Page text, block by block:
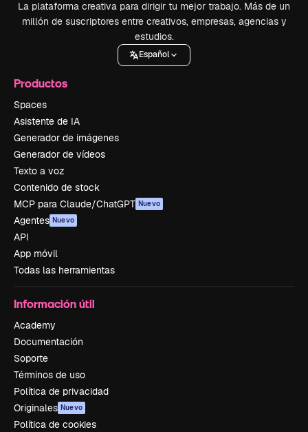
La plataforma creativa para dirigir tu mejor trabajo. Más de un
millón de suscriptores entre creativos, empresas, agencias y
estudios.
Español
Productos
Spaces
Asistente de IA
Generador de imágenes
Generador de vídeos
Texto a voz
Contenido de stock
MCP para Claude/ChatGPT Nuevo
Agentes Nuevo
API
App móvil
Todas las herramientas
Información útil
Academy
Documentación
Soporte
Términos de uso
Política de privacidad
Originales Nuevo
Política de cookies